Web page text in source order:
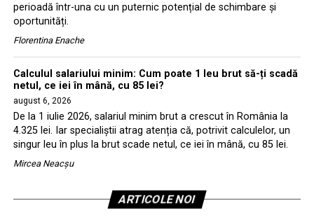
perioadă într-una cu un puternic potențial de schimbare și
oportunități.
Florentina Enache
Calculul salariului minim: Cum poate 1 leu brut să-ți scadă
netul, ce iei în mână, cu 85 lei?
august 6, 2026
De la 1 iulie 2026, salariul minim brut a crescut în România la
4.325 lei. Iar specialiștii atrag atenția că, potrivit calculelor, un
singur leu în plus la brut scade netul, ce iei în mână, cu 85 lei.
Mircea Neacșu
ARTICOLE NOI